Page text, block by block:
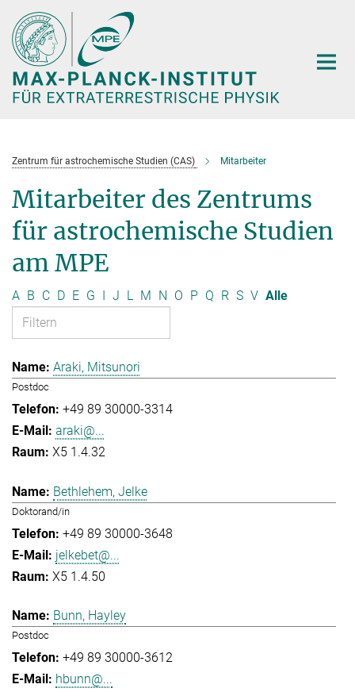
Hauptinhalt
Zentrum für astrochemische Studien (CAS) Mitarbeiter
Mitarbeiter des Zentrums
für astrochemische Studien
am MPE
A B C D E G I J L M N O P Q R S V Alle
Araki, Mitsunori
Postdoc
+49 89 30000-3314
araki@...
X5 1.4.32
Bethlehem, Jelke
Doktorand/in
+49 89 30000-3648
jelkebet@...
X5 1.4.50
Bunn, Hayley
Postdoc
+49 89 30000-3612
hbunn@...